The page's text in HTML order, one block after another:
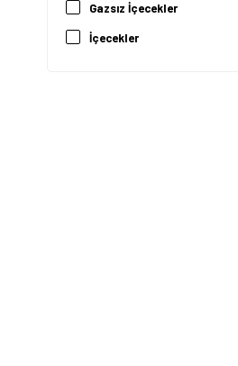
Gazsız İçecekler
İçecekler